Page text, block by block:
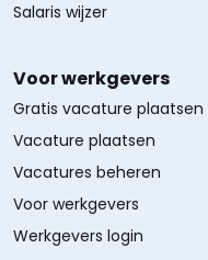
Salaris wijzer
Voor werkgevers
Gratis vacature plaatsen
Vacature plaatsen
Vacatures beheren
Voor werkgevers
Werkgevers login